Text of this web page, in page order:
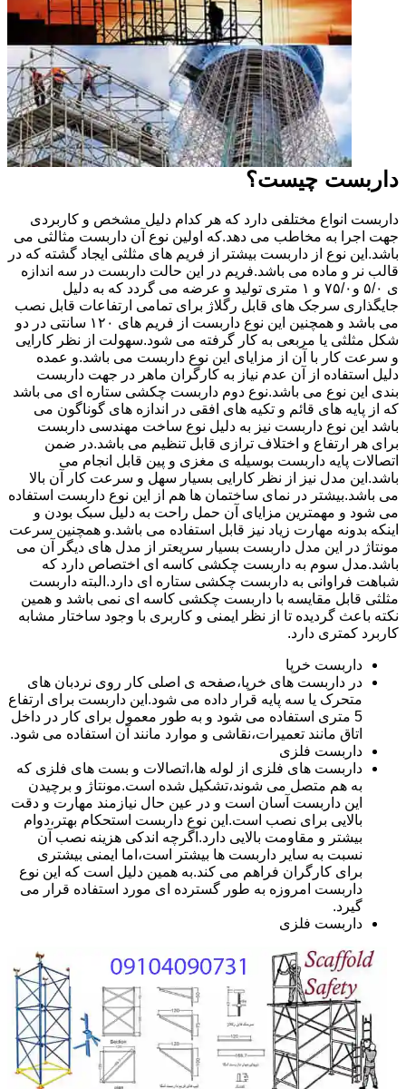
داربست چیست؟
داربست انواع مختلفی دارد که هر کدام دلیل مشخص و کاربردی
جهت اجرا به مخاطب می دهد.که اولین نوع آن داربست مثالثی می
باشد.این نوع از داربست بیشتر از فریم های مثلثی ایجاد گشته که در
قالب نر و ماده می باشد.فریم در این حالت داربست در سه اندازه
ی ۵/۰ و۷۵/۰ و ۱ متری تولید و عرضه می گردد که به دلیل
جایگذاری سرجک های قابل رگلاژ برای تمامی ارتفاعات قابل نصب
می باشد و همچنین این نوع داربست از فریم های ۱۲۰ سانتی در دو
شکل مثلثی یا مربعی به کار گرفته می شود.سهولت از نظر کارایی
و سرعت کار با آن از مزایای این نوع داربست می باشد.و عمده
دلیل استفاده از آن عدم نیاز به کارگران ماهر در جهت داربست
بندی این نوع می باشد.نوع دوم داربست چکشی ستاره ای می باشد
که از پایه های قائم و تکیه های افقی در اندازه های گوناگون می
باشد این نوع داربست نیز به دلیل نوع ساخت مهندسی داربست
برای هر ارتفاع و اختلاف ترازی قابل تنظیم می باشد.در ضمن
اتصالات پایه داربست بوسیله ی مغزی و پین قابل انجام می
باشد.این مدل نیز از نظر کارایی بسیار سهل و سرعت کار آن بالا
می باشد.بیشتر در نمای ساختمان ها هم از این نوع داربست استفاده
می شود و مهمترین مزایای آن حمل راحت به دلیل سبک بودن و
اینکه بدونه مهارت زیاد نیز قابل استفاده می باشد.و همچنین سرعت
مونتاژ در این مدل داربست بسیار سریعتر از مدل های دیگر آن می
باشد.مدل سوم به داربست چکشی کاسه ای اختصاص دارد که
شباهت فراوانی به داربست چکشی ستاره ای دارد.البته داربست
مثلثی قابل مقایسه با داربست چکشی کاسه ای نمی باشد و همین
نکته باعث گردیده تا از نظر ایمنی و کاربری با وجود ساختار مشابه
کاربرد کمتری دارد.
داربست خرپا
در داربست های خرپا،صفحه ی اصلی کار روی نردبان های
متحرک یا سه پایه قرار داده می شود.این داربست برای ارتفاع
5 متری استفاده می شود و به طور معمول برای کار در داخل
اتاق مانند تعمیرات،نقاشی و موارد مانند آن استفاده می شود.
داربست فلزی
داربست های فلزی از لوله ها،اتصالات و بست های فلزی که
به هم متصل می شوند،تشکیل شده است.مونتاژ و برچیدن
این داربست آسان است و در عین حال نیازمند مهارت و دقت
بالایی برای نصب است.این نوع داربست استحکام بهتر،دوام
بیشتر و مقاومت بالایی دارد.اگرچه اندکی هزینه نصب آن
نسبت به سایر داربست ها بیشتر است،اما ایمنی بیشتری
برای کارگران فراهم می کند.به همین دلیل است که این نوع
داربست امروزه به طور گسترده ای مورد استفاده قرار می
گیرد.
داربست فلزی